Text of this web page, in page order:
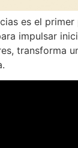
es el
impulsar
transforma